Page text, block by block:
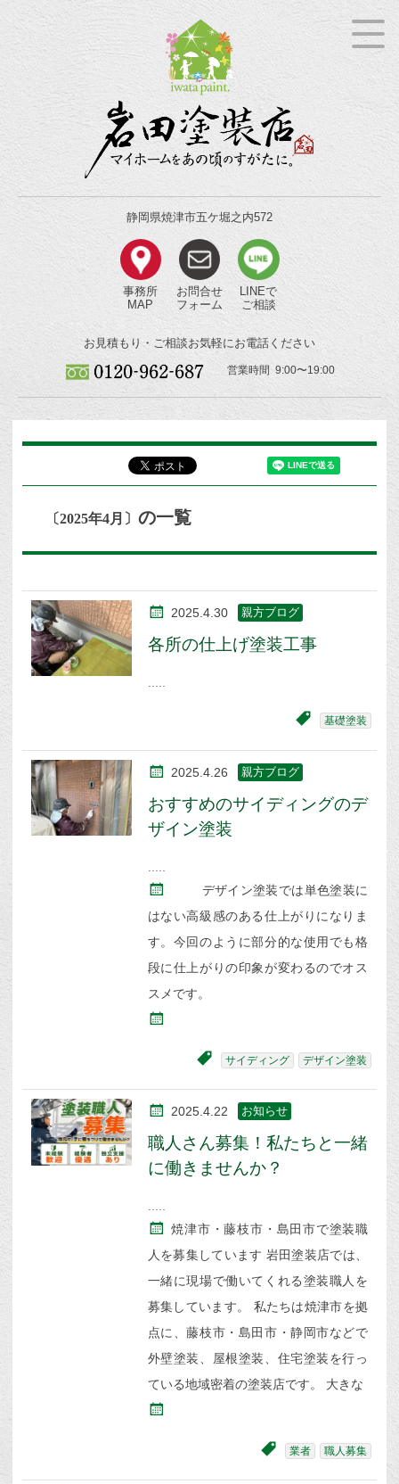
静岡県焼津市五ケ堀之内572
事務所
MAP
お問合せ
フォーム
LINEで
ご相談
お見積もり・ご相談お気軽にお電話ください
営業時間 9:00〜19:00
〔2025年4月〕の一覧
2025.4.30 親方ブログ
各所の仕上げ塗装工事
基礎塗装
2025.4.26 親方ブログ
おすすめのサイディングのデ
ザイン塗装
デザイン塗装では単色塗装に
はない高級感のある仕上がりになりま
す。今回のように部分的な使用でも格
段に仕上がりの印象が変わるのでオス
スメです。
サイディング デザイン塗装
2025.4.22 お知らせ
職人さん募集！私たちと一緒
に働きませんか？
焼津市・藤枝市・島田市で塗装職
人を募集しています 岩田塗装店では、
一緒に現場で働いてくれる塗装職人を
募集しています。 私たちは焼津市を拠
点に、藤枝市・島田市・静岡市などで
外壁塗装、屋根塗装、住宅塗装を行っ
ている地域密着の塗装店です。 大きな
業者 職人募集